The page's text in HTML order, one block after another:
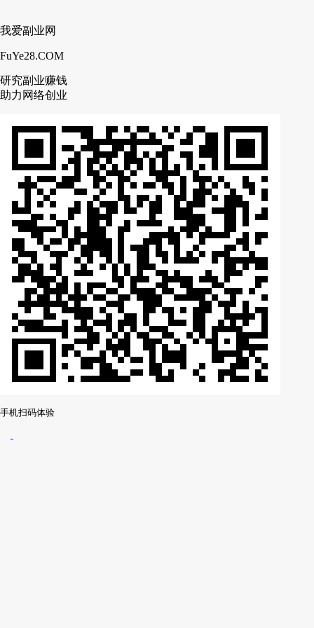
我爱副业网
FuYe28.COM
研究副业赚钱
助力网络创业
手机扫码体验